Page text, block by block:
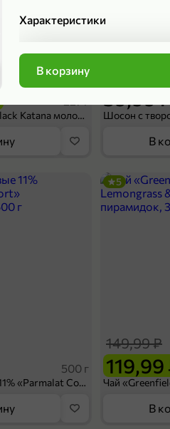
Характеристики
Производитель
Страна производства
Срок хранения
Вес
Артикул
Упаковка
Тип замороженного продукта
Замороженные
Пельмени, вареники,
В корзину
Кофе «Bushido» Black Katana молотый, 227 г
59,99
В
500 г
Сливки питьевые 11% «Parmalat Comfort» безлактозные, 500 г
119,99
149,99 ₽
5
В